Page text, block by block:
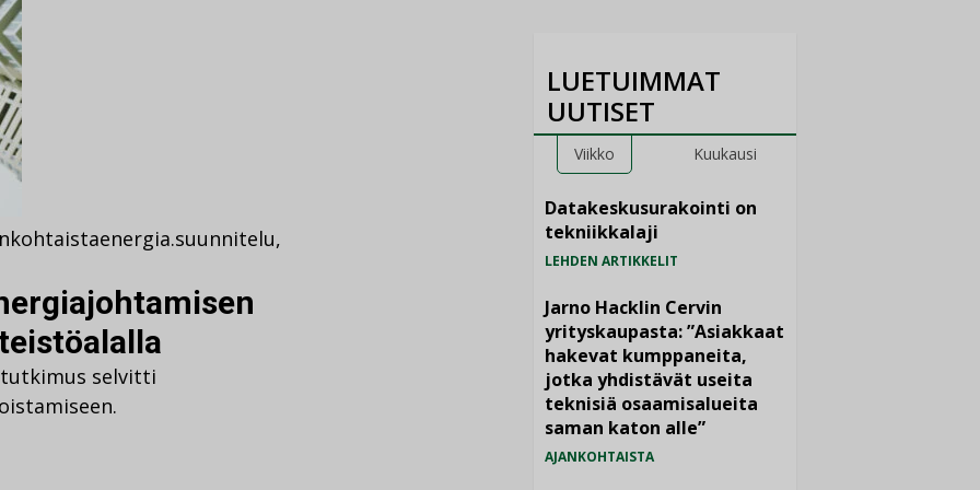
energia.suunnitelu,
selvitti
LUETUIMMAT
UUTISET
Viikko Kuukausi
Datakeskusurakointi on
tekniikkalaji
LEHDEN ARTIKKELIT
Jarno Hacklin Cervin
yrityskaupasta: ”Asiakkaat
hakevat kumppaneita,
jotka yhdistävät useita
teknisiä osaamisalueita
saman katon alle”
AJANKOHTAISTA